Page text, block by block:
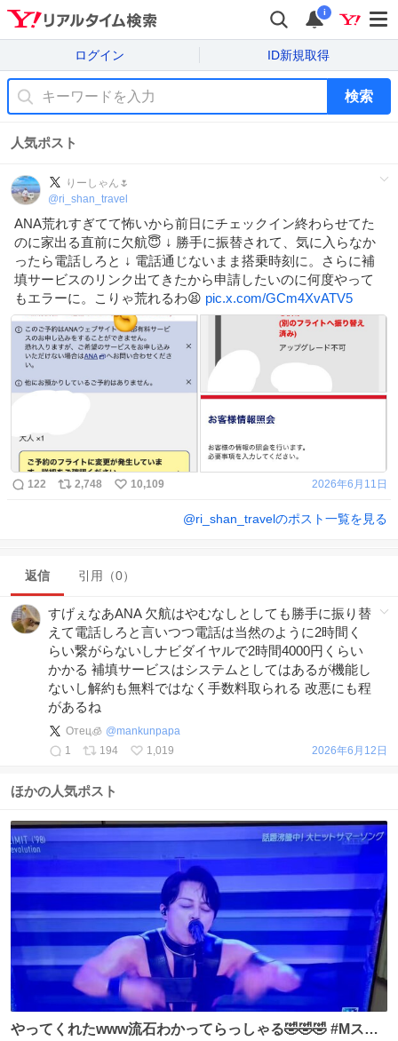
i
ログイン ID新規取得
検索
人気ポスト
りーしゃん🌷
@ri_shan_travel
ANA荒れすぎてて怖いから前日にチェックイン終わらせてた
のに家出る直前に欠航😇 ↓ 勝手に振替されて、気に入らなか
ったら電話しろと ↓ 電話通じないまま搭乗時刻に。さらに補
填サービスのリンク出てきたから申請したいのに何度やって
もエラーに。こりゃ荒れるわ😫 pic.x.com/GCm4XvATV5
122 2,748 10,109 2026年6月11日
@ri_shan_travelのポスト一覧を見る
返信 引用（0）
すげぇなあANA 欠航はやむなしとしても勝手に振り替
えて電話しろと言いつつ電話は当然のように2時間く
らい繋がらないしナビダイヤルで2時間4000円くらい
かかる 補填サービスはシステムとしてはあるが機能し
ないし解約も無料ではなく手数料取られる 改悪にも程
があるね
Oтец🧊 @mankunpapa
1
194 1,019 2026年6月12日
ほかの人気ポスト
やってくれたwww流石わかってらっしゃる🤣🤣🤣 #Mステ